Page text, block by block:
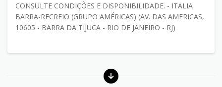
CONSULTE CONDIÇÕES E DISPONIBILIDADE. - ITALIA
BARRA-RECREIO (GRUPO AMÉRICAS) (AV. DAS AMERICAS,
10605 - BARRA DA TIJUCA - RIO DE JANEIRO - RJ)